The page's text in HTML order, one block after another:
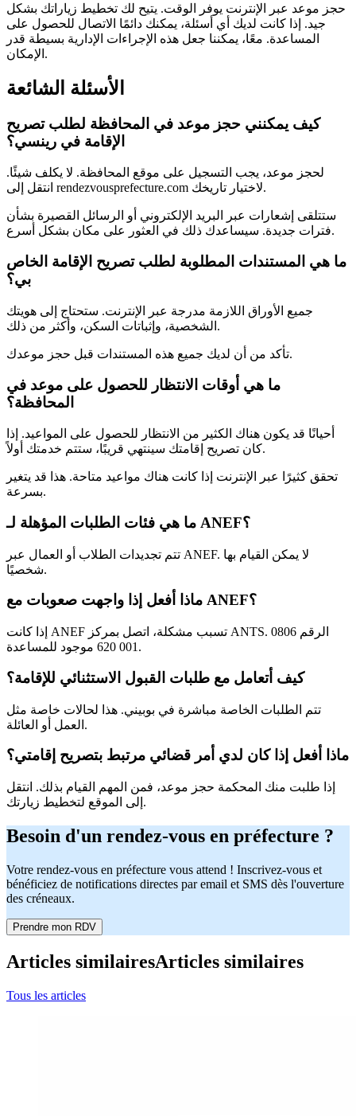
حجز موعد عبر الإنترنت يوفر الوقت. يتيح لك تخطيط زياراتك بشكل
جيد. إذا كانت لديك أي أسئلة، يمكنك دائمًا الاتصال للحصول على
المساعدة. معًا، يمكننا جعل هذه الإجراءات الإدارية بسيطة قدر
الإمكان.
الأسئلة الشائعة
كيف يمكنني حجز موعد في المحافظة لطلب تصريح
الإقامة في رينسي؟
لحجز موعد، يجب التسجيل على موقع المحافظة. لا يكلف شيئًا.
انتقل إلى rendezvousprefecture.com لاختيار تاريخك.
ستتلقى إشعارات عبر البريد الإلكتروني أو الرسائل القصيرة بشأن
فترات جديدة. سيساعدك ذلك في العثور على مكان بشكل أسرع.
ما هي المستندات المطلوبة لطلب تصريح الإقامة الخاص
بي؟
جميع الأوراق اللازمة مدرجة عبر الإنترنت. ستحتاج إلى هويتك
الشخصية، وإثباتات السكن، وأكثر من ذلك.
تأكد من أن لديك جميع هذه المستندات قبل حجز موعدك.
ما هي أوقات الانتظار للحصول على موعد في
المحافظة؟
أحيانًا قد يكون هناك الكثير من الانتظار للحصول على المواعيد. إذا
كان تصريح إقامتك سينتهي قريبًا، ستتم خدمتك أولاً.
تحقق كثيرًا عبر الإنترنت إذا كانت هناك مواعيد متاحة. هذا قد يتغير
بسرعة.
ما هي فئات الطلبات المؤهلة لـ ANEF؟
تتم تجديدات الطلاب أو العمال عبر ANEF. لا يمكن القيام بها
شخصيًا.
ماذا أفعل إذا واجهت صعوبات مع ANEF؟
إذا كانت ANEF تسبب مشكلة، اتصل بمركز ANTS. الرقم 0806
001 620 موجود للمساعدة.
كيف أتعامل مع طلبات القبول الاستثنائي للإقامة؟
تتم الطلبات الخاصة مباشرة في بوبيني. هذا لحالات خاصة مثل
العمل أو العائلة.
ماذا أفعل إذا كان لدي أمر قضائي مرتبط بتصريح إقامتي؟
إذا طلبت منك المحكمة حجز موعد، فمن المهم القيام بذلك. انتقل
إلى الموقع لتخطيط زيارتك.
Besoin d'un rendez-vous en préfecture ?
Votre rendez-vous en préfecture vous attend ! Inscrivez-vous et
bénéficiez de notifications directes par email et SMS dès l'ouverture
des créneaux.
Prendre mon RDV
Articles similairesArticles similaires
Tous les articles